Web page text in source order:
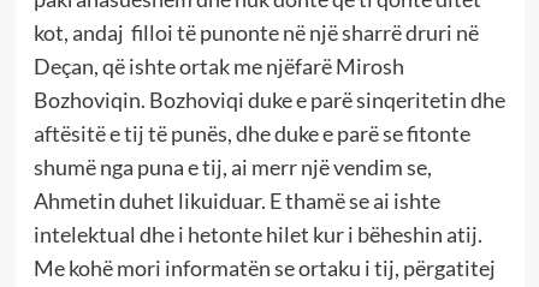
kot, andaj filloi të punonte në një sharrë druri në
Deçan, që ishte ortak me njëfarë Mirosh
Bozhoviqin. Bozhoviqi duke e parë sinqeritetin dhe
aftësitë e tij të punës, dhe duke e parë se fitonte
shumë nga puna e tij, ai merr një vendim se,
Ahmetin duhet likuiduar. E thamë se ai ishte
intelektual dhe i hetonte hilet kur i bëheshin atij.
Me kohë mori informatën se ortaku i tij, përgatitej